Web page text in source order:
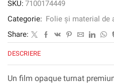
x
50
m
SKU: 7100174449
Categorie: Folie și material de
Share:
DESCRIERE
Un film opaque turnat